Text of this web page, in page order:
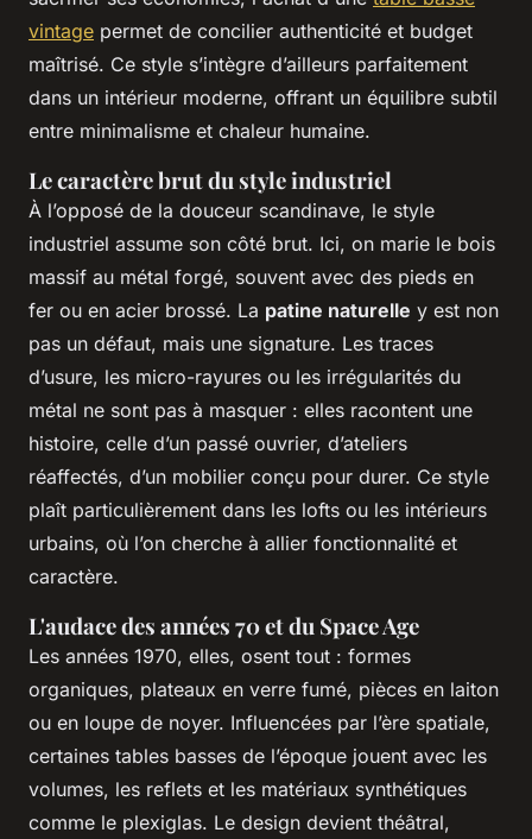
vintage permet de concilier authenticité et budget
maîtrisé. Ce style s’intègre d’ailleurs parfaitement
dans un intérieur moderne, offrant un équilibre subtil
entre minimalisme et chaleur humaine.
Le caractère brut du style industriel
À l’opposé de la douceur scandinave, le style
industriel assume son côté brut. Ici, on marie le bois
massif au métal forgé, souvent avec des pieds en
fer ou en acier brossé. La patine naturelle y est non
pas un défaut, mais une signature. Les traces
d’usure, les micro-rayures ou les irrégularités du
métal ne sont pas à masquer : elles racontent une
histoire, celle d’un passé ouvrier, d’ateliers
réaffectés, d’un mobilier conçu pour durer. Ce style
plaît particulièrement dans les lofts ou les intérieurs
urbains, où l’on cherche à allier fonctionnalité et
caractère.
L'audace des années 70 et du Space Age
Les années 1970, elles, osent tout : formes
organiques, plateaux en verre fumé, pièces en laiton
ou en loupe de noyer. Influencées par l’ère spatiale,
certaines tables basses de l’époque jouent avec les
volumes, les reflets et les matériaux synthétiques
comme le plexiglas. Le design devient théâtral,